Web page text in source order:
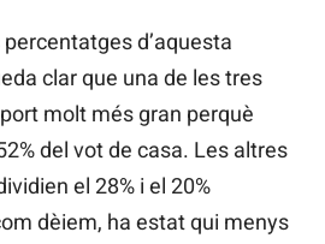
d’aquesta
clar que una de les tres
molt més gran perquè
del vot de casa. Les altres
el 28% i el 20%
dèiem, ha estat qui menys